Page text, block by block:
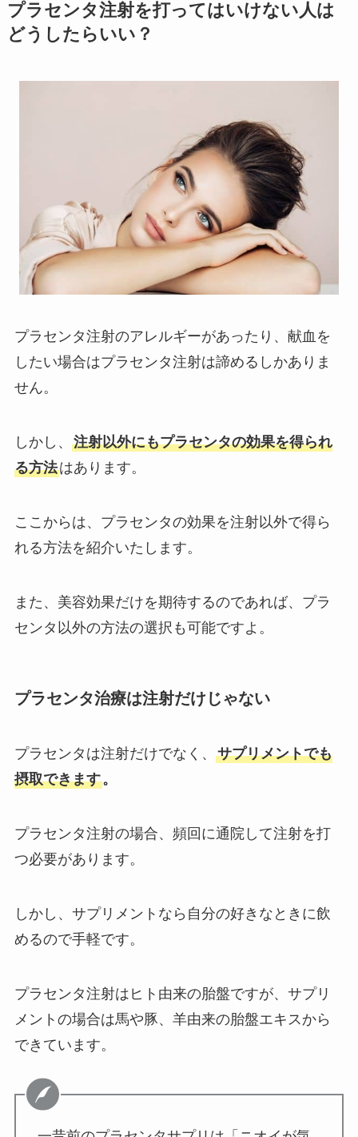
プラセンタ注射を打ってはいけない人は
どうしたらいい？
プラセンタ注射のアレルギーがあったり、献血を
したい場合はプラセンタ注射は諦めるしかありま
せん。
しかし、 注射以外にもプラセンタの効果を得られ
る方法はあります。
ここからは、プラセンタの効果を注射以外で得ら
れる方法を紹介いたします。
また、美容効果だけを期待するのであれば、プラ
センタ以外の方法の選択も可能ですよ。
プラセンタ治療は注射だけじゃない
プラセンタは注射だけでなく、 サプリメントでも
摂取できます。
プラセンタ注射の場合、頻回に通院して注射を打
つ必要があります。
しかし、サプリメントなら自分の好きなときに飲
めるので手軽です。
プラセンタ注射はヒト由来の胎盤ですが、サプリ
メントの場合は馬や豚、羊由来の胎盤エキスから
できています。